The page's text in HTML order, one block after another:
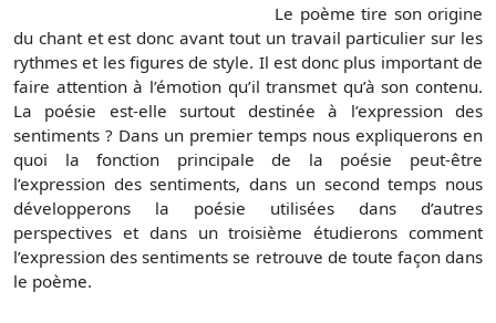
Le poème tire son origine
du chant et est donc avant tout un travail particulier sur les
rythmes et les figures de style. Il est donc plus important de
faire attention à l’émotion qu’il transmet qu’à son contenu.
La poésie est-elle surtout destinée à l’expression des
sentiments ? Dans un premier temps nous expliquerons en
quoi la fonction principale de la poésie peut-être
l’expression des sentiments, dans un second temps nous
développerons la poésie utilisées dans d’autres
perspectives et dans un troisième étudierons comment
l’expression des sentiments se retrouve de toute façon dans
le poème.